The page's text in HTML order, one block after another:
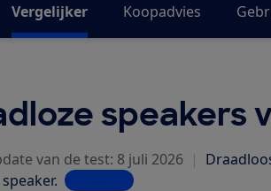
Vergelijker Koopadvies
speakers
van de test: 8 juli 2026 |
Lees meer